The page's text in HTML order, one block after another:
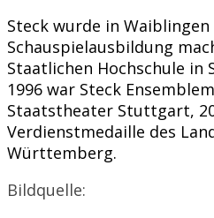
Steck wurde in
Schauspielausbildung
Staatlichen Hochschule in
1996 war Steck
Staatstheater Stuttgart,
Verdienstmedaille des
Württemberg.
Bildquelle: